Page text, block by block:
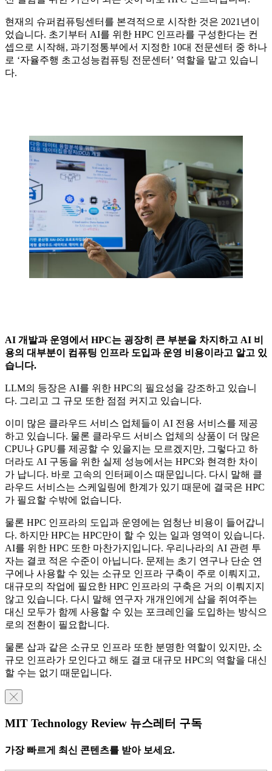
현재의 슈퍼컴퓨팅센터를 본격적으로 시작한 것은 2021년이
었습니다. 초기부터 AI를 위한 HPC 인프라를 구성한다는 컨
셉으로 시작해, 과기정통부에서 지정한 10대 전문센터 중 하나
로 ‘자율주행 초고성능컴퓨팅 전문센터’ 역할을 맡고 있습니
다.
AI 개발과 운영에서 HPC는 굉장히 큰 부분을 차지하고 AI 비
용의 대부분이 컴퓨팅 인프라 도입과 운영 비용이라고 알고 있
습니다.
LLM의 등장은 AI를 위한 HPC의 필요성을 강조하고 있습니
다. 그리고 그 규모 또한 점점 커지고 있습니다.
이미 많은 클라우드 서비스 업체들이 AI 전용 서비스를 제공
하고 있습니다. 물론 클라우드 서비스 업체의 상품이 더 많은
CPU나 GPU를 제공할 수 있을지는 모르겠지만, 그렇다고 하
더라도 AI 구동을 위한 실제 성능에서는 HPC와 현격한 차이
가 납니다. 바로 고속의 인터페이스 때문입니다. 다시 말해 클
라우드 서비스는 스케일링에 한계가 있기 때문에 결국은 HPC
가 필요할 수밖에 없습니다.
물론 HPC 인프라의 도입과 운영에는 엄청난 비용이 들어갑니
다. 하지만 HPC는 HPC만이 할 수 있는 일과 영역이 있습니다.
AI를 위한 HPC 또한 마찬가지입니다. 우리나라의 AI 관련 투
자는 결코 적은 수준이 아닙니다. 문제는 초기 연구나 단순 연
구에나 사용할 수 있는 소규모 인프라 구축이 주로 이뤄지고,
대규모의 작업에 필요한 HPC 인프라의 구축은 거의 이뤄지지
않고 있습니다. 다시 말해 연구자 개개인에게 삽을 쥐여주는
대신 모두가 함께 사용할 수 있는 포크레인을 도입하는 방식으
로의 전환이 필요합니다.
물론 삽과 같은 소규모 인프라 또한 분명한 역할이 있지만, 소
규모 인프라가 모인다고 해도 결코 대규모 HPC의 역할을 대신
할 수는 없기 때문입니다.
╳
MIT Technology Review 뉴스레터 구독
가장 빠르게 최신 콘텐츠를 받아 보세요.